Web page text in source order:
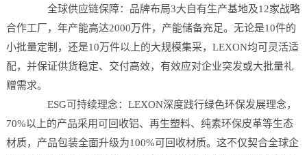
全球供应链保障：品牌布局3大自有生产基地及12家战略
合作工厂，年产能高达2000万件，产能储备充足。无论是10件的
小批量定制，还是10万件以上的大规模集采，LEXON均可灵活适
配，并保证供货稳定、交付高效，有效应对企业突发或大批量礼
赠需求。
ESG可持续理念：LEXON深度践行绿色环保发展理念，
70%以上的产品采用可回收铝、再生塑料、纯素环保皮革等生态
材质，产品包装全面升级为100%可回收材质。这不仅契合全球企